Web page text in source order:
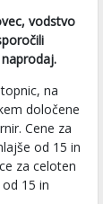
vodstvo
na
določene
Cene za
od 15 in
za celoten
15 in